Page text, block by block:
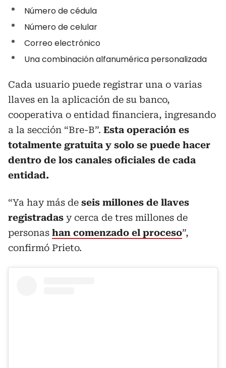
Número de cédula
Número de celular
Correo electrónico
Una combinación alfanumérica personalizada
Cada usuario puede registrar una o varias
llaves en la aplicación de su banco,
cooperativa o entidad financiera, ingresando
a la sección “Bre-B”. Esta operación es
totalmente gratuita y solo se puede hacer
dentro de los canales oficiales de cada
entidad.
“Ya hay más de seis millones de llaves
registradas y cerca de tres millones de
personas han comenzado el proceso”,
confirmó Prieto.